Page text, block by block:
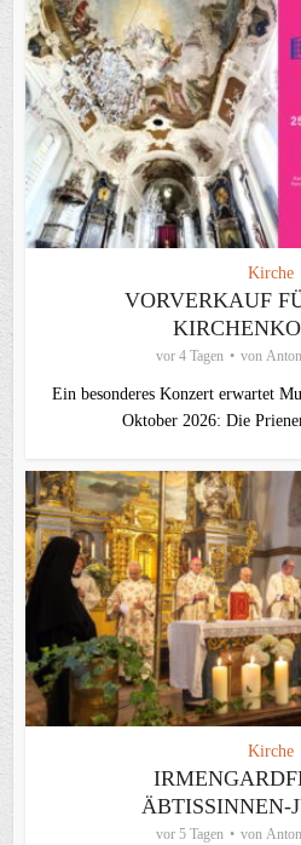
Kirche
VORVERKAUF
vor 4 Tagen von
Ein besonderes Konzert erwartet
Oktober 2026: Die
Kirche
ÄBTISSINNEN-
vor 5 Tagen von